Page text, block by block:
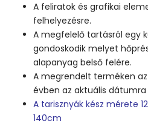
A feliratok és grafikai
felhelyezésre.
A megfelelő tartásról egy
gondoskodik melyet
alapanyag belső felére.
A megrendelt terméken
évben az aktuális dátumra
A tarisznyák kész mérete
140cm